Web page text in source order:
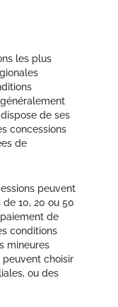
les plus
de ses
concessions
de
peuvent
10, 20 ou 50
de
conditions
mineures
choisir
ou des